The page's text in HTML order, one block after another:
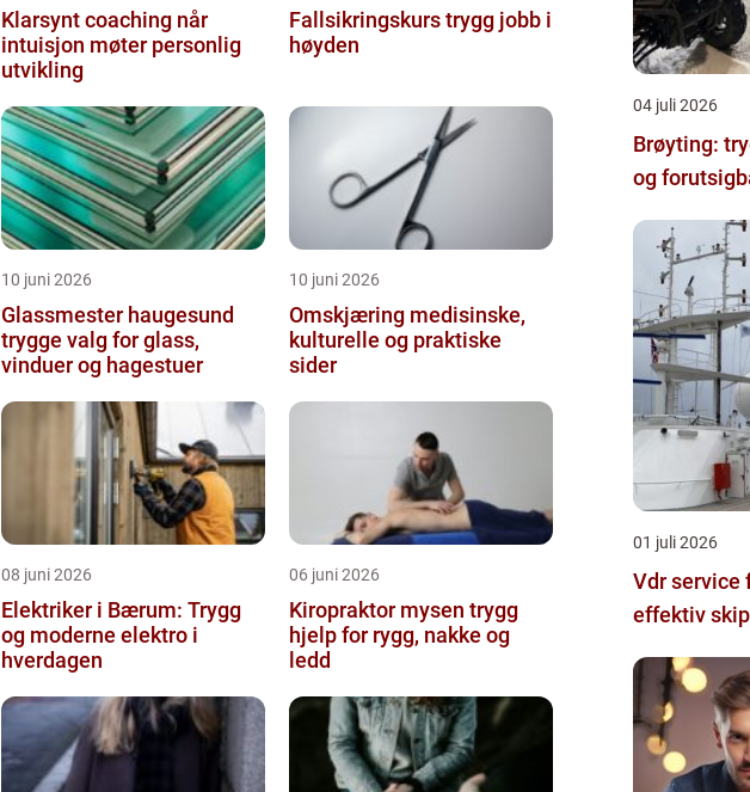
Klarsynt coaching når
intuisjon møter personlig
utvikling
Fallsikringskurs trygg jobb i
høyden
10 juni 2026
Glassmester haugesund
trygge valg for glass,
vinduer og hagestuer
10 juni 2026
Omskjæring medisinske,
kulturelle og praktiske
sider
08 juni 2026
Elektriker i Bærum: Trygg
og moderne elektro i
hverdagen
06 juni 2026
Kiropraktor mysen trygg
hjelp for rygg, nakke og
ledd
04 juli 2026
Brøyting:
og
01 juli 2026
Vdr service
effektiv